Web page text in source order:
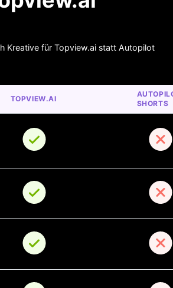
Kreative für Topview.ai statt Autopilot
TOPVIEW.AI
SHORTS